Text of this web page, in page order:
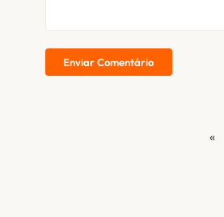
Enviar Comentário
«